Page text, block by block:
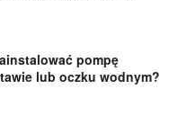
pompę
lub oczku wodnym?